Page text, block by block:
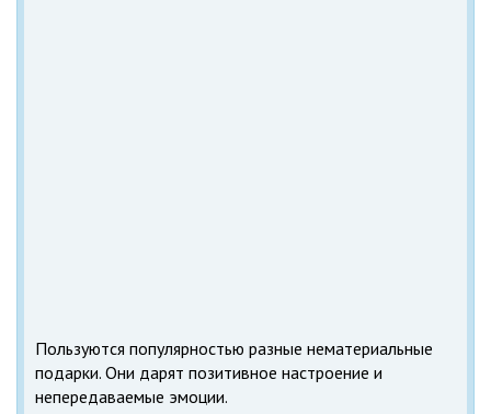
Пользуются популярностью разные нематериальные
подарки. Они дарят позитивное настроение и
непередаваемые эмоции.